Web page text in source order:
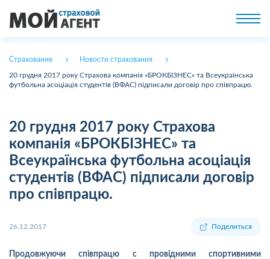
Страхование Новости страхования
20 грудня 2017 року Страхова компанія «БРОКБІЗНЕС» та Всеукраїнська
футбольна асоціація студентів (ВФАС) підписали договір про співпрацю.
20 грудня 2017 року Страхова
компанія «БРОКБІЗНЕС» та
Всеукраїнська футбольна асоціація
студентів (ВФАС) підписали договір
про співпрацю.
26.12.2017 Поделиться
Продовжуючи співпрацю с провідними спортивними